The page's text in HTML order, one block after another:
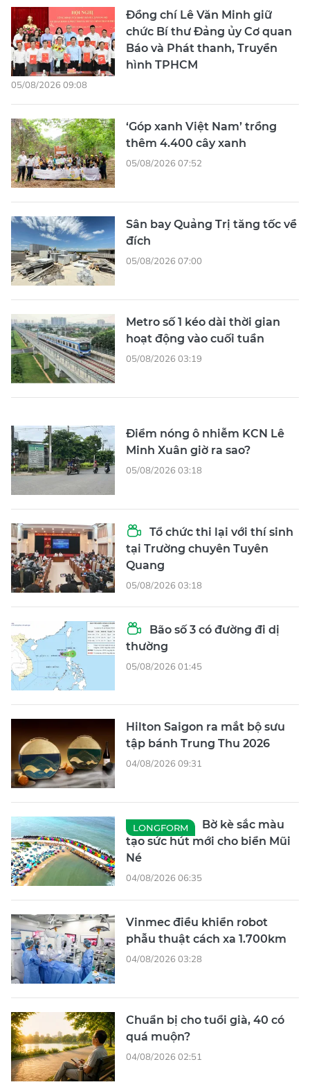
Đồng chí Lê Văn Minh giữ
chức Bí thư Đảng ủy Cơ quan
Báo và Phát thanh, Truyền
hình TPHCM
05/08/2026 09:08
‘Góp xanh Việt Nam’ trồng
thêm 4.400 cây xanh
05/08/2026 07:52
Sân bay Quảng Trị tăng tốc về
đích
05/08/2026 07:00
Metro số 1 kéo dài thời gian
hoạt động vào cuối tuần
05/08/2026 03:19
Điểm nóng ô nhiễm KCN Lê
Minh Xuân giờ ra sao?
05/08/2026 03:18
Tổ chức thi lại với thí sinh
tại Trường chuyên Tuyên
Quang
05/08/2026 03:18
Bão số 3 có đường đi dị
thường
05/08/2026 01:45
Hilton Saigon ra mắt bộ sưu
tập bánh Trung Thu 2026
04/08/2026 09:31
LONGFORM
Bờ kè sắc màu
tạo sức hút mới cho biển Mũi
Né
04/08/2026 06:35
Vinmec điều khiển robot
phẫu thuật cách xa 1.700km
04/08/2026 03:28
Chuẩn bị cho tuổi già, 40 có
quá muộn?
04/08/2026 02:51